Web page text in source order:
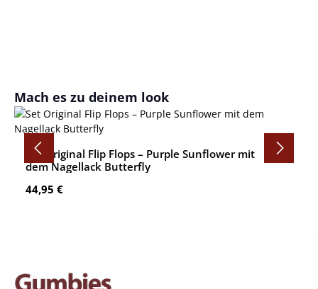
Produktgalerie überspringen
Mach es zu deinem look
Set Original Flip Flops – Purple Sunflower mit
dem Nagellack Butterfly
Regulärer Preis:
44,95 €